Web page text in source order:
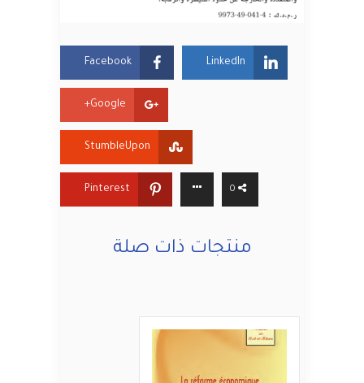
Facebook LinkedIn
Google+
StumbleUpon
Pinterest 0
منتجات ذات صلة